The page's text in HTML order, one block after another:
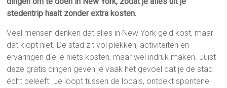
stedentrip haalt zonder extra kosten.
Veel mensen denken dat alles in New York geld kost, maar
dat klopt niet. De stad zit vol plekken, activiteiten en
ervaringen die je niets kosten, maar wel indruk maken. Juist
deze gratis dingen geven je vaak het gevoel dat je de stad
écht beleeft. Je loopt tussen de locals, ontdekt spontane